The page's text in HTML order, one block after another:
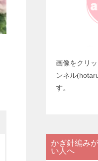
画像をクリ
ンネル
す。
かぎ針編み
い人へ